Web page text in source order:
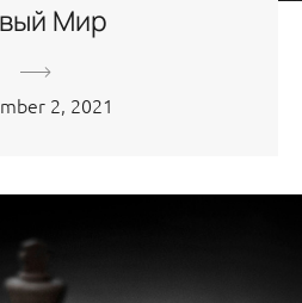
Мир
2, 2021